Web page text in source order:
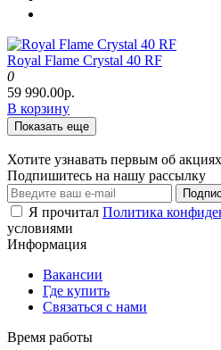
Royal Flame Crystal 40 RF
0
59 990.00р.
В корзину
Показать еще
Хотите узнавать первым об
Подпишитесь на нашу рассылку
Я прочитал Политика
условиями
Информация
Вакансии
Где купить
Связаться с нами
Время работы